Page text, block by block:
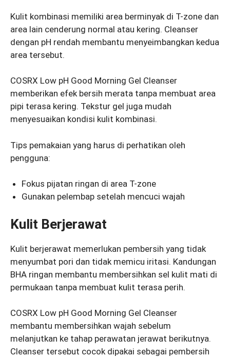
Kulit kombinasi memiliki area berminyak di T-zone dan
area lain cenderung normal atau kering. Cleanser
dengan pH rendah membantu menyeimbangkan kedua
area tersebut.
COSRX Low pH Good Morning Gel Cleanser
memberikan efek bersih merata tanpa membuat area
pipi terasa kering. Tekstur gel juga mudah
menyesuaikan kondisi kulit kombinasi.
Tips pemakaian yang harus di perhatikan oleh
pengguna:
Fokus pijatan ringan di area T-zone
Gunakan pelembap setelah mencuci wajah
Kulit Berjerawat
Kulit berjerawat memerlukan pembersih yang tidak
menyumbat pori dan tidak memicu iritasi. Kandungan
BHA ringan membantu membersihkan sel kulit mati di
permukaan tanpa membuat kulit terasa perih.
COSRX Low pH Good Morning Gel Cleanser
membantu membersihkan wajah sebelum
melanjutkan ke tahap perawatan jerawat berikutnya.
Cleanser tersebut cocok dipakai sebagai pembersih